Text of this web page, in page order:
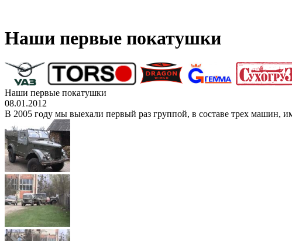
Наши первые покатушки
Наши первые покатушки
08.01.2012
В 2005 году мы выехали первый раз группой, в составе трех машин,